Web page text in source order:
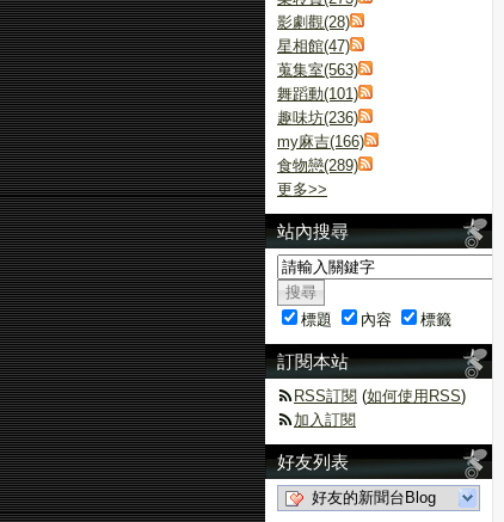
影劇觀(28)
星相館(47)
蒐集室(563)
舞蹈動(101)
趣味坊(236)
my麻吉(166)
食物戀(289)
更多>>
站內搜尋
標題 內容 標籤
訂閱本站
RSS訂閱 (如何使用RSS)
加入訂閱
好友列表
好友的新聞台Blog